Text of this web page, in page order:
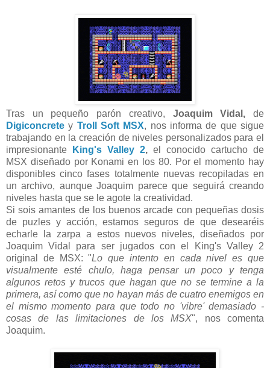
Tras un pequeño parón creativo, Joaquim Vidal, de
Digiconcrete y Troll Soft MSX, nos informa de que sigue
trabajando en la creación de niveles personalizados para el
impresionante
King's Valley 2, el conocido cartucho de
MSX diseñado por Konami en los 80. Por el momento hay
disponibles cinco fases totalmente nuevas recopiladas en
un archivo, aunque Joaquim parece que seguirá creando
niveles hasta que se le agote la creatividad.
Si sois amantes de los buenos arcade con pequeñas dosis
de puzles y acción, estamos seguros de que desearéis
echarle la zarpa a estos nuevos niveles, diseñados por
Joaquim Vidal para ser jugados con el King's Valley 2
original de MSX: "Lo que intento en cada nivel es que
visualmente esté chulo, haga pensar un poco y tenga
algunos retos y trucos que hagan que no se termine a la
primera, así como que no hayan más de cuatro enemigos en
el mismo momento para que todo no 'vibre' demasiado -
cosas de las limitaciones de los MSX", nos comenta
Joaquim.